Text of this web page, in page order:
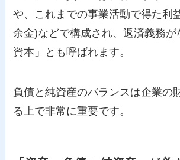
や、これまでの事業活動で得た利
余金)などで構成され、返済義務が
資本」とも呼ばれます。
負債と純資産のバランスは企業の
る上で非常に重要です。